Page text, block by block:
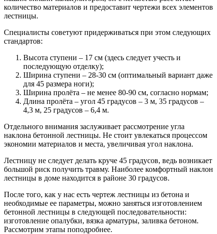
количество материалов и предоставит чертежи всех элементов
лестницы.
Специалисты советуют придерживаться при этом следующих
стандартов:
Высота ступени – 17 см (здесь следует учесть и
последующую отделку);
Ширина ступени – 28-30 см (оптимальный вариант даже
для 45 размера ноги);
Ширина пролёта – не менее 80-90 см, согласно нормам;
Длина пролёта – угол 45 градусов – 3 м, 35 градусов –
4,3 м, 25 градусов – 6,4 м.
Отдельного внимания заслуживает рассмотрение угла
наклона бетонной лестницы. Не стоит увлекаться процессом
экономии материалов и места, увеличивая угол наклона.
Лестницу не следует делать круче 45 градусов, ведь возникает
большой риск получить травму. Наиболее комфортный наклон
лестницы в доме находится в районе 30 градусов.
После того, как у нас есть чертеж лестницы из бетона и
необходимые ее параметры, можно заняться изготовлением
бетонной лестницы в следующей последовательности:
изготовление опалубки, вязка арматуры, заливка бетоном.
Рассмотрим этапы поподробнее.